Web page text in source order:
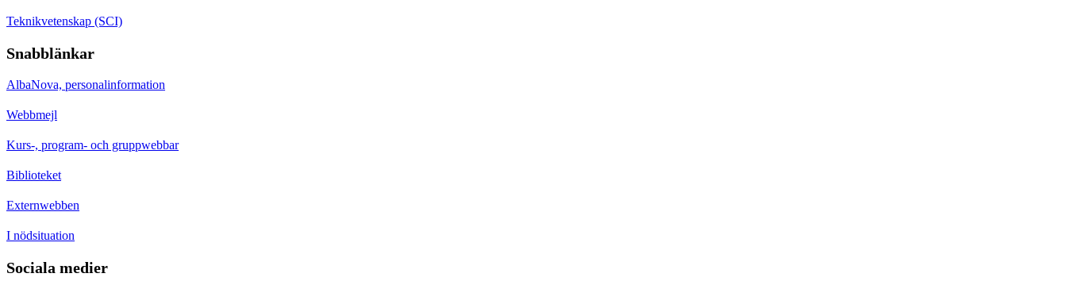
Teknikvetenskap (SCI)
Snabblänkar
AlbaNova, personalinformation
Webbmejl
Kurs-, program- och gruppwebbar
Biblioteket
Externwebben
I nödsituation
Sociala medier